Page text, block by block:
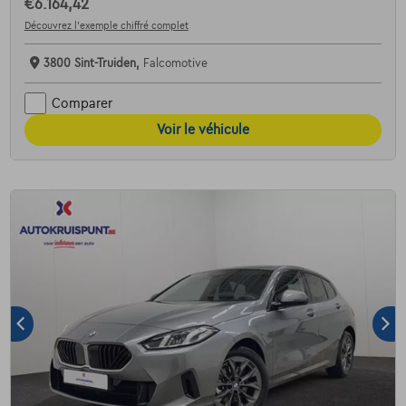
€6.164,42
Découvrez l’exemple chiffré complet
3800 Sint-Truiden, Falcomotive
Comparer
Voir le véhicule